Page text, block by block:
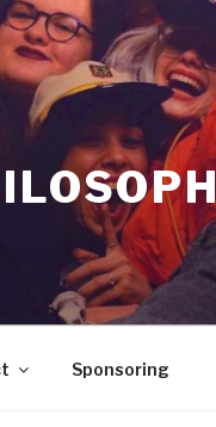
Sponsoring